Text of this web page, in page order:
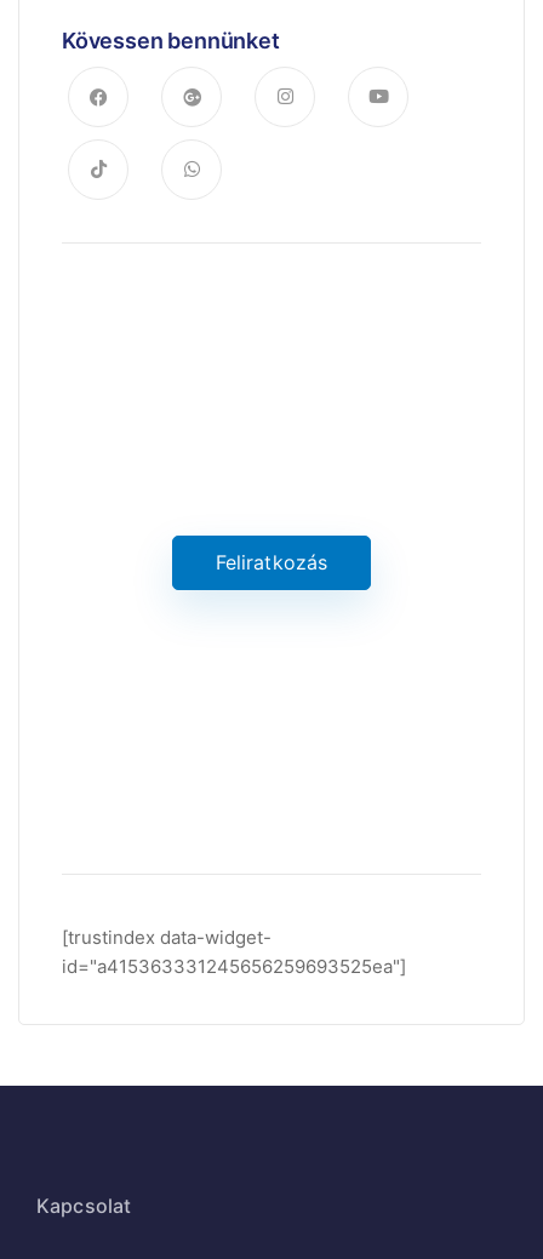
Kövessen bennünket
Feliratkozás
[trustindex data-widget-
id="a415363331245656259693525ea"]
Kapcsolat